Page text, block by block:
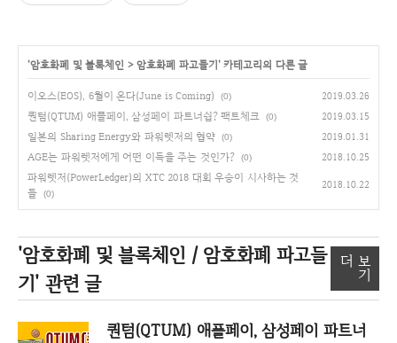
'암호화폐 및 블록체인 >암호화폐 파고들기' 카테고리의 다른 글
이오스(EOS), 6월이 온다(June is Coming) (0) 2019.03.26
퀀텀(QTUM) 애플페이, 삼성페이 파트너쉽? 팩트체크 (0) 2019.03.15
일본의 Sharing Energy와 파워렛저의 협약 (0) 2019.01.31
AGE는 파워렛저에게 어떤 이득을 주는 것인가? (0) 2018.10.25
파워렛저(PowerLedger)의 XTC 2018 대회 우승이 시사하는 것
들
(0)
2018.10.22
'암호화폐 및 블록체인 / 암호화폐 파고들
기' 관련 글
더 보
기
퀀텀(QTUM) 애플페이, 삼성페이 파트너